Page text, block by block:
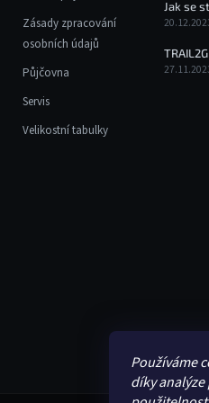
Používáme
díky
Zásady zpracování
osobních údajů
Půjčovna
Servis
Velikostní tabulky
Jak se